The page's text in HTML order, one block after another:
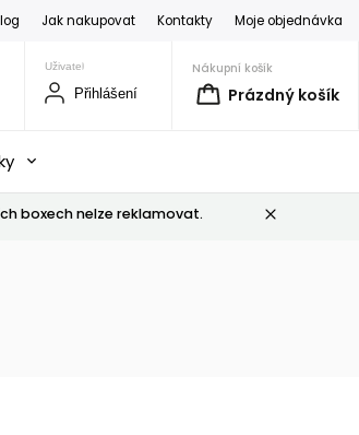
Jak nakupovat Kontakty Moje objednávka
Nákupní košík
Prázdný košík
Přihlášení
boxech nelze reklamovat.